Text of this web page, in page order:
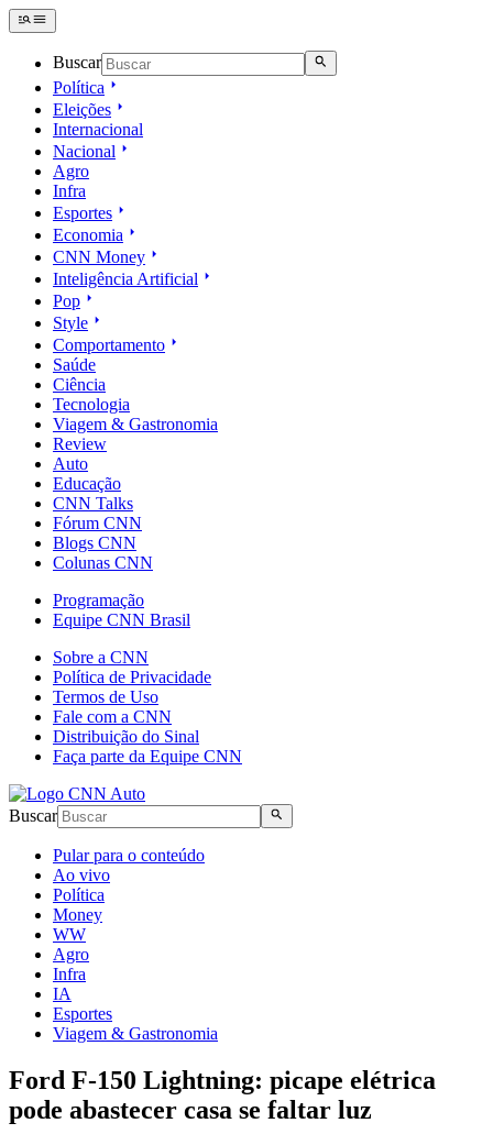
Buscar
Política
Eleições
Internacional
Nacional
Agro
Infra
Esportes
Economia
CNN Money
Inteligência Artificial
Pop
Style
Comportamento
Saúde
Ciência
Tecnologia
Viagem & Gastronomia
Review
Auto
Educação
CNN Talks
Fórum CNN
Blogs CNN
Colunas CNN
Programação
Equipe CNN Brasil
Sobre a CNN
Política de Privacidade
Termos de Uso
Fale com a CNN
Distribuição do Sinal
Faça parte da Equipe CNN
Buscar
Pular para o conteúdo
Ao vivo
Política
Money
WW
Agro
Infra
IA
Esportes
Viagem & Gastronomia
Ford F-150 Lightning: picape elétrica
pode abastecer casa se faltar luz